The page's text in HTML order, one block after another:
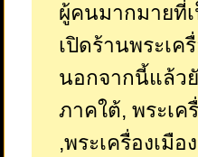
ผู้คนมากมายที่เ
เปิดร้านพระเค
นอกจากนี้แล้ว
ภาคใต้, พระเค
,พระเครื่องเมื